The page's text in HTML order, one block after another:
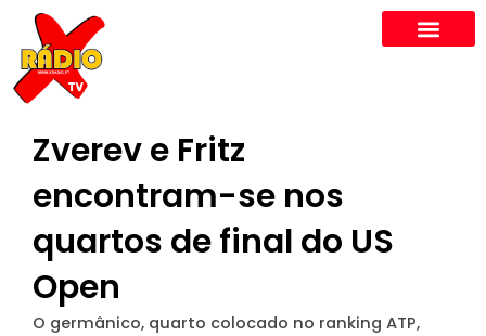
content
Zverev e Fritz
encontram-se nos
quartos de final do US
Open
O germânico, quarto colocado no ranking ATP,